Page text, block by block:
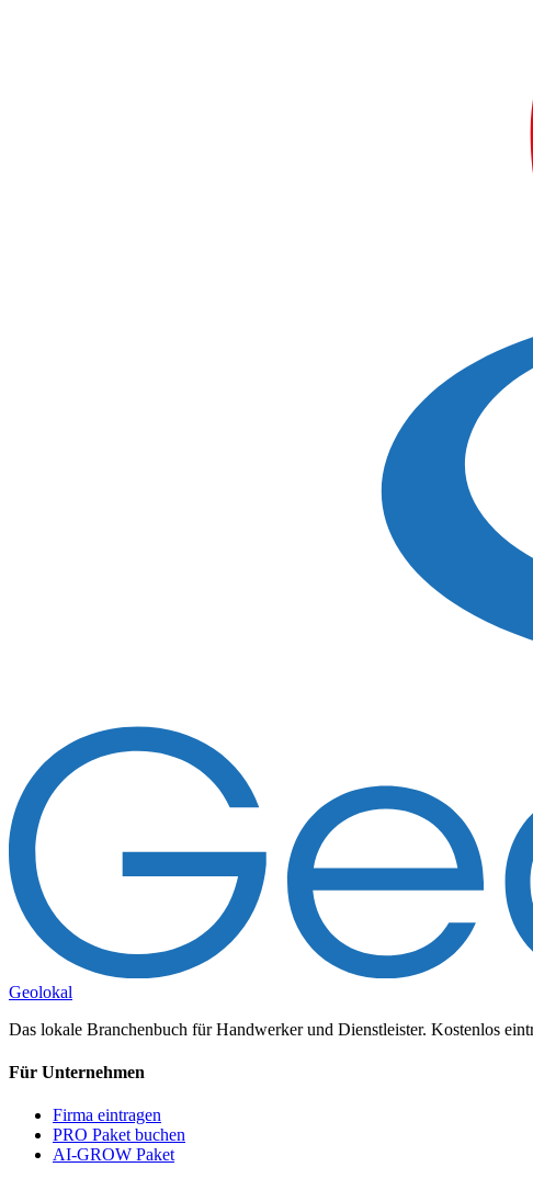
Geolokal
Das lokale Branchenbuch für Handwerker und Dienstleister. Kostenlos
Für Unternehmen
Firma eintragen
PRO Paket buchen
AI-GROW Paket